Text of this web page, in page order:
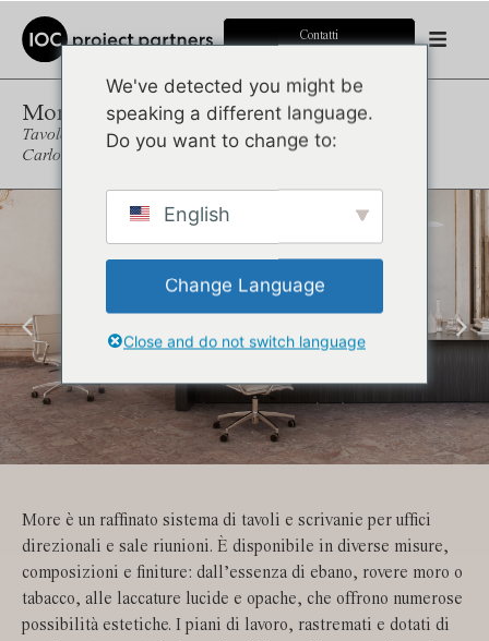
Contatti
Tavolo riunione e scrivania direzionale
More
Carlo Colombo
More è un raffinato sistema di tavoli e scrivanie per uffici
direzionali e sale riunioni. È disponibile in diverse misure,
composizioni e finiture: dall’essenza di ebano, rovere moro o
tabacco, alle laccature lucide e opache, che offrono numerose
possibilità estetiche. I piani di lavoro, rastremati e dotati di
We've detected you might be
speaking a different language.
Do you want to change to:
English
Change Language
Close and do not switch language